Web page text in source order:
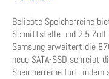
Beliebte Speicherreihe
Schnittstelle und 2,5
Samsung erweitert die
neue SATA-SSD schreibt
Speicherreihe fort, indem